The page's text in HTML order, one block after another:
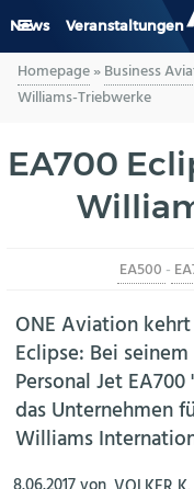
News Veranstaltungen
GENERAL AVIATION
LUFTVERKEHR
INDUSTRIE
HELIKOPTER
BERUFE
AERO-KULTUR
Homepage»Business
Williams-Triebwerke
EA700
EA500 -
ONE Aviation
Eclipse: Bei
Personal Jet
das Unternehmen
Williams